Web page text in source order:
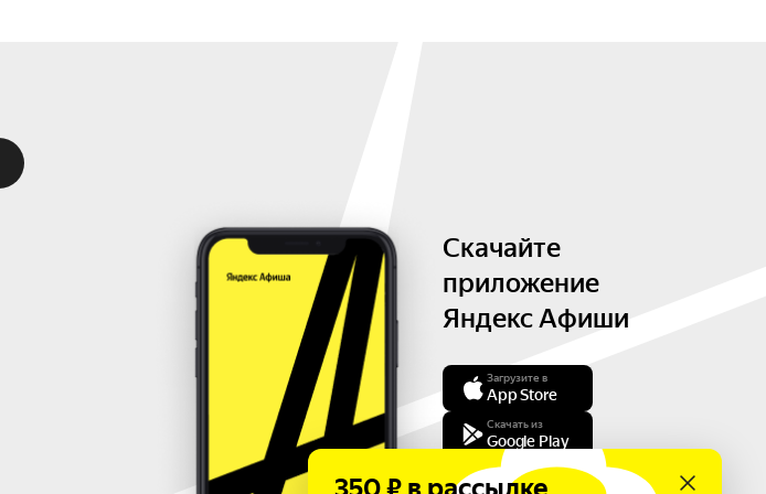
Скачайте
приложение
Яндекс Афиши
Загрузите в
App Store
Скачать из
Google Play